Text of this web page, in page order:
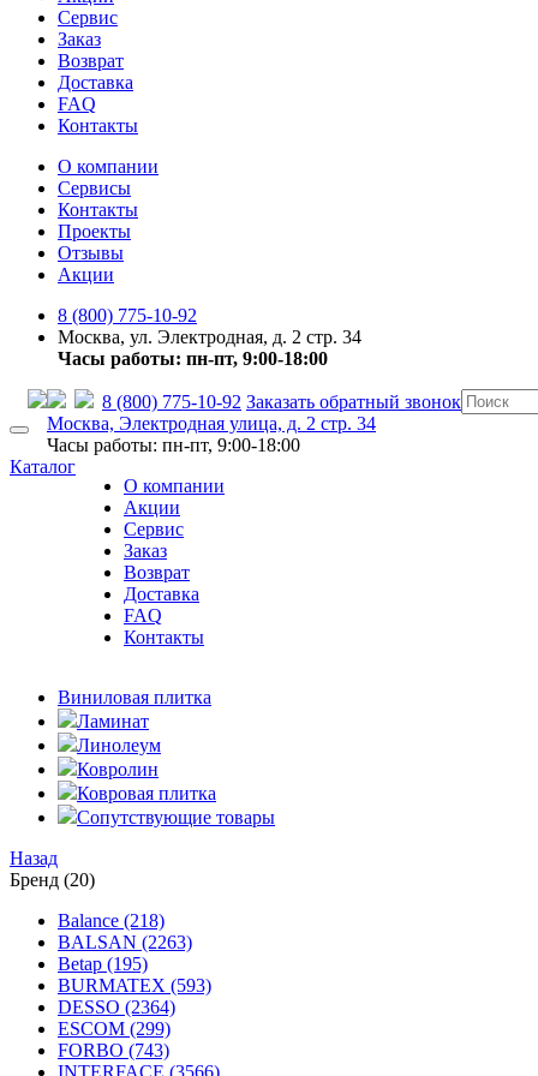
Сервис
Заказ
Возврат
Доставка
FAQ
Контакты
О компании
Сервисы
Контакты
Проекты
Отзывы
Акции
8 (800) 775-10-92
Москва, ул. Электродная, д. 2 стр. 34
Часы работы: пн-пт, 9:00-18:00
8 (800) 775-10-92 Заказать обратный звонок
Москва, Электродная улица, д. 2 стр. 34
Часы работы: пн-пт, 9:00-18:00
Каталог
О компании
Акции
Сервис
Заказ
Возврат
Доставка
FAQ
Контакты
Виниловая плитка
Ламинат
Линолеум
Ковролин
Ковровая плитка
Сопутствующие товары
Назад
Бренд (20)
Balance (218)
BALSAN (2263)
Betap (195)
BURMATEX (593)
DESSO (2364)
ESCOM (299)
FORBO (743)